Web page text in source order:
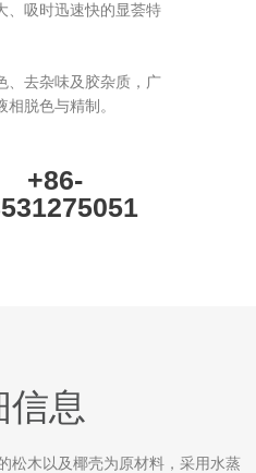
、吸时迅速快的显荟特
、去杂味及胶杂质，广
脱色与精制。
+86-
信息
松木以及椰壳为原材料，采用水蒸